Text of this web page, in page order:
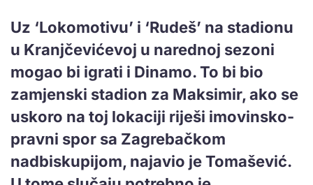
Uz ‘Lokomotivu’ i ‘Rudeš’ na stadionu
u Kranjčevićevoj u narednoj sezoni
mogao bi igrati i Dinamo. To bi bio
zamjenski stadion za Maksimir, ako se
uskoro na toj lokaciji riješi imovinsko-
pravni spor sa Zagrebačkom
nadbiskupijom, najavio je Tomašević.